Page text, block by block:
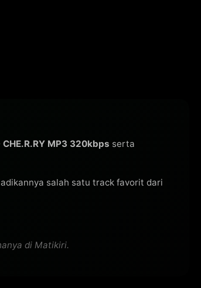
MP3 320kbps serta
salah satu track favorit dari
di Matikiri.